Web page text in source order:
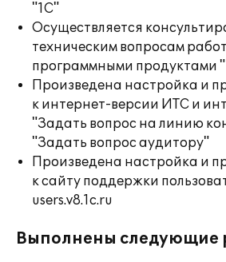
"1С"
Осуществляется
техническим вопросам
программными продуктами
Произведена настройка и
к интернет-версии ИТС и
"Задать вопрос на линию
"Задать вопрос аудитору"
Произведена настройка и
к сайту поддержки
users.v8.1c.ru
Выполнены следующие